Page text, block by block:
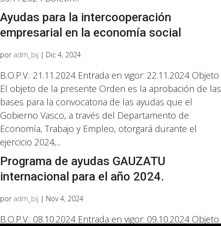
Ayudas para la intercooperación
empresarial en la economía social
por adm_bij | Dic 4, 2024
B.O.P.V.: 21.11.2024 Entrada en vigor: 22.11.2024 Objeto
El objeto de la presente Orden es la aprobación de las
bases para la convocatoria de las ayudas que el
Gobierno Vasco, a través del Departamento de
Economía, Trabajo y Empleo, otorgará durante el
ejercicio 2024,...
Programa de ayudas GAUZATU
internacional para el año 2024.
por adm_bij | Nov 4, 2024
B.O.P.V.: 08.10.2024 Entrada en vigor: 09.10.2024 Objeto